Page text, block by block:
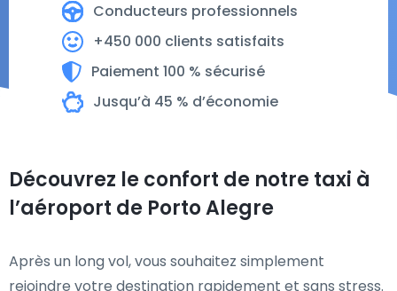
Conducteurs professionnels
+450 000 clients satisfaits
Paiement 100 % sécurisé
Jusqu’à 45 % d’économie
Découvrez le confort de notre taxi à
l’aéroport de Porto Alegre
Après un long vol, vous souhaitez simplement
rejoindre votre destination rapidement et sans stress.